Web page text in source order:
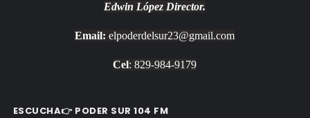
Edwin López Director.
Email: elpoderdelsur23@gmail.com
Cel: 829-984-9179
ESCUCHA👉 PODER SUR 104 FM